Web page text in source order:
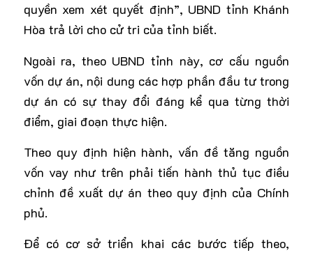
quyền xem xét quyết định”, UBND tỉnh Khánh
Hòa trả lời cho cử tri của tỉnh biết.
Ngoài ra, theo UBND tỉnh này, cơ cấu nguồn
vốn dự án, nội dung các hợp phần đầu tư trong
dự án có sự thay đổi đáng kể qua từng thời
điểm, giai đoạn thực hiện.
Theo quy định hiện hành, vấn đề tăng nguồn
vốn vay như trên phải tiến hành thủ tục điều
chỉnh đề xuất dự án theo quy định của Chính
phủ.
Để có cơ sở triển khai các bước tiếp theo,